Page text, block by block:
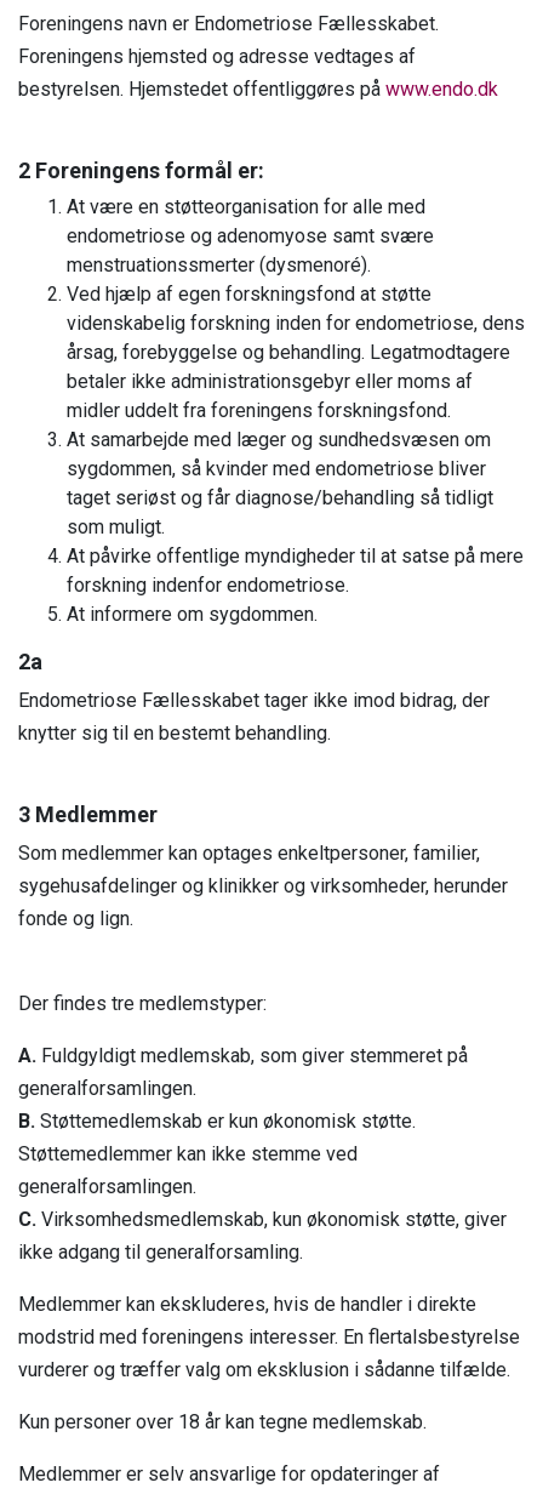
Fertilitet
Forskning
Fjernelse af livmoderen
Fertilitet
Liv, identitet og relationer
Podcast
Fællesskab og events
Jeg er leder, arbejdsgiver eller HR
Jeg er jobcenter
Nyheder
Medlemslogin
Kontakt os
Foreningens navn er Endometriose Fællesskabet.
Foreningens hjemsted og adresse vedtages af
bestyrelsen. Hjemstedet offentliggøres på www.endo.dk
2 Foreningens formål er:
At være en støtteorganisation for alle med
endometriose og adenomyose samt svære
menstruationssmerter (dysmenoré).
Ved hjælp af egen forskningsfond at støtte
videnskabelig forskning inden for endometriose, dens
årsag, forebyggelse og behandling. Legatmodtagere
betaler ikke administrationsgebyr eller moms af
midler uddelt fra foreningens forskningsfond.
At samarbejde med læger og sundhedsvæsen om
sygdommen, så kvinder med endometriose bliver
taget seriøst og får diagnose/behandling så tidligt
som muligt.
At påvirke offentlige myndigheder til at satse på mere
forskning indenfor endometriose.
At informere om sygdommen.
2a
Endometriose Fællesskabet tager ikke imod bidrag, der
knytter sig til en bestemt behandling.
3 Medlemmer
Som medlemmer kan optages enkeltpersoner, familier,
sygehusafdelinger og klinikker og virksomheder, herunder
fonde og lign.
Der findes tre medlemstyper:
A. Fuldgyldigt medlemskab, som giver stemmeret på
generalforsamlingen.
B. Støttemedlemskab er kun økonomisk støtte.
Støttemedlemmer kan ikke stemme ved
generalforsamlingen.
C. Virksomhedsmedlemskab, kun økonomisk støtte, giver
ikke adgang til generalforsamling.
Medlemmer kan ekskluderes, hvis de handler i direkte
modstrid med foreningens interesser. En flertalsbestyrelse
vurderer og træffer valg om eksklusion i sådanne tilfælde.
Kun personer over 18 år kan tegne medlemskab.
Medlemmer er selv ansvarlige for opdateringer af